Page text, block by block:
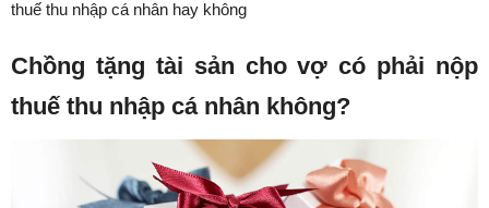
thuế thu nhập cá nhân hay không
Chồng tặng tài sản cho vợ có phải nộp
thuế thu nhập cá nhân không?